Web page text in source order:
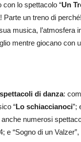
con lo spettacolo “Un
Parte un treno di
musica, l’atmosfera
mentre giocano con
di danza:
“Lo schiaccianoci”;
numerosi
e “Sogno di un